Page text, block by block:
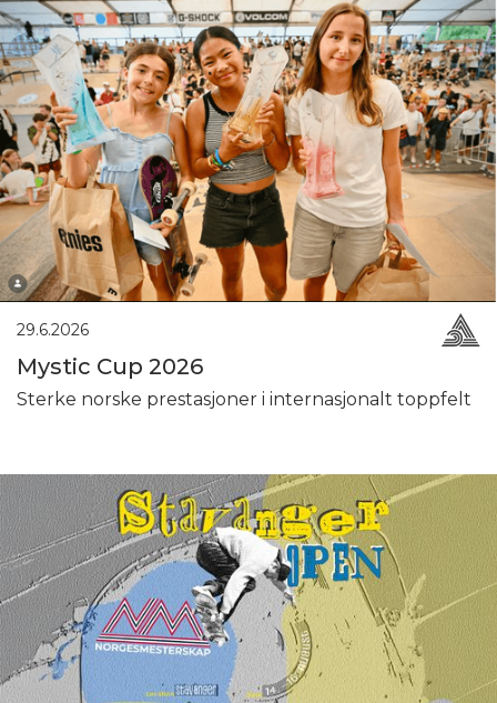
29.6.2026
Mystic Cup 2026
Sterke norske prestasjoner i internasjonalt toppfelt